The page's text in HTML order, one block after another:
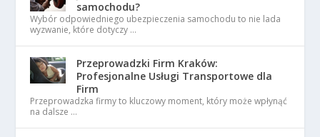
samochodu?
Wybór odpowiedniego ubezpieczenia samochodu to nie lada
wyzwanie, które dotyczy …
Przeprowadzki Firm Kraków:
Profesjonalne Usługi Transportowe dla
Firm
Przeprowadzka firmy to kluczowy moment, który może wpłynąć
na dalsze …